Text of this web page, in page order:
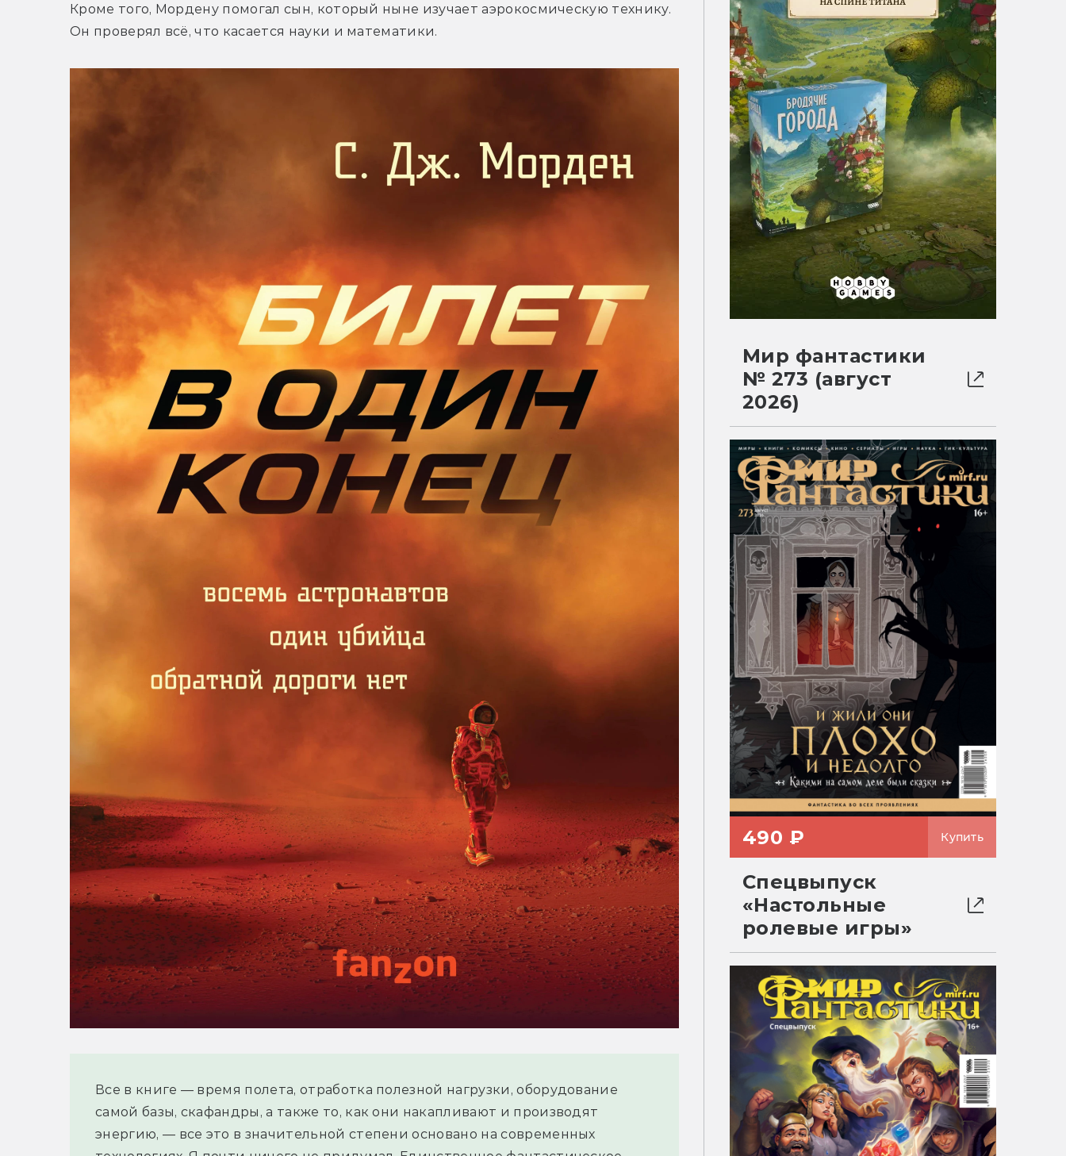
Кроме того, Мордену помогал сын, который ныне изучает аэрокосмическую технику.
Он проверял всё, что касается науки и математики.
Все в книге — время полета, отработка полезной нагрузки, оборудование
самой базы, скафандры, а также то, как они накапливают и производят
энергию, — все это в значительной степени основано на современных
Мир фантастики
№ 273 (август
2026)
490 ₽ Купить
Спецвыпуск
«Настольные
ролевые игры»